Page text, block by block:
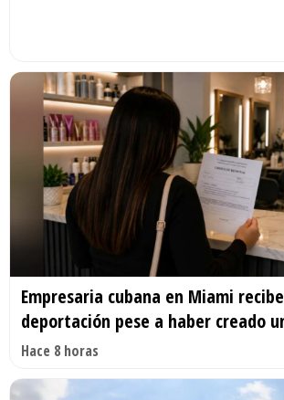
Empresaria cubana en Miami
deportación pese a haber creado
Hace 8 horas